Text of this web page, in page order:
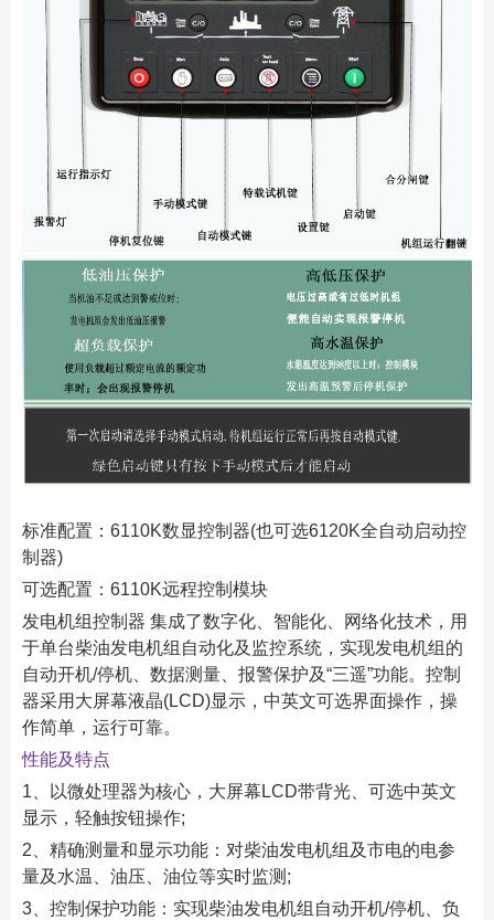
标准配置：6110K数显控制器(也可选6120K全自动启动控
制器)
可选配置：6110K远程控制模块
发电机组控制器 集成了数字化、智能化、网络化技术，用
于单台柴油发电机组自动化及监控系统，实现发电机组的
自动开机/停机、数据测量、报警保护及“三遥”功能。控制
器采用大屏幕液晶(LCD)显示，中英文可选界面操作，操
作简单，运行可靠。
性能及特点
1、以微处理器为核心，大屏幕LCD带背光、可选中英文
显示，轻触按钮操作;
2、精确测量和显示功能：对柴油发电机组及市电的电参
量及水温、油压、油位等实时监测;
3、控制保护功能：实现柴油发电机组自动开机/停机、负